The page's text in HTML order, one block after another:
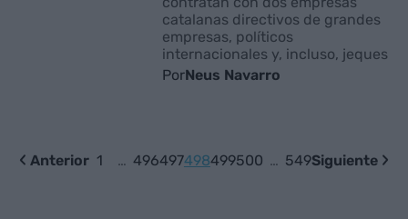
catalanas directivos de grandes
empresas, políticos
internacionales y, incluso, jeques
PorNeus Navarro
Anterior 1 … 496497498499500 … 549Siguiente